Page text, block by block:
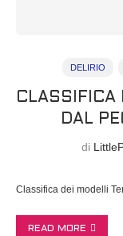
DELIRIO
CLASSIFICA
DAL
di
Classifica dei modelli
READ MORE